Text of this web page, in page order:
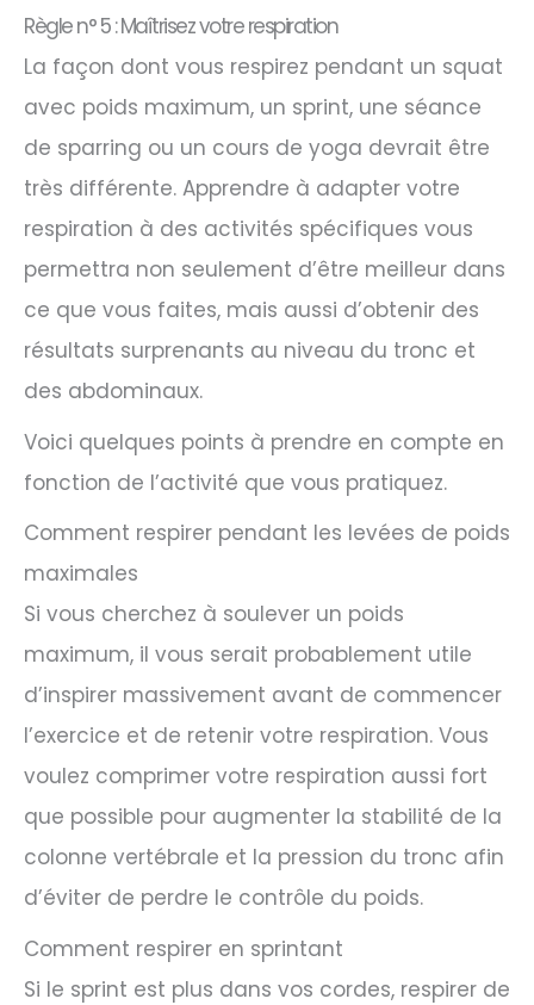
Règle n° 5 : Maîtrisez votre respiration
La façon dont vous respirez pendant un squat
avec poids maximum, un sprint, une séance
de sparring ou un cours de yoga devrait être
très différente. Apprendre à adapter votre
respiration à des activités spécifiques vous
permettra non seulement d’être meilleur dans
ce que vous faites, mais aussi d’obtenir des
résultats surprenants au niveau du tronc et
des abdominaux.
Voici quelques points à prendre en compte en
fonction de l’activité que vous pratiquez.
Comment respirer pendant les levées de poids
maximales
Si vous cherchez à soulever un poids
maximum, il vous serait probablement utile
d’inspirer massivement avant de commencer
l’exercice et de retenir votre respiration. Vous
voulez comprimer votre respiration aussi fort
que possible pour augmenter la stabilité de la
colonne vertébrale et la pression du tronc afin
d’éviter de perdre le contrôle du poids.
Comment respirer en sprintant
Si le sprint est plus dans vos cordes, respirer de